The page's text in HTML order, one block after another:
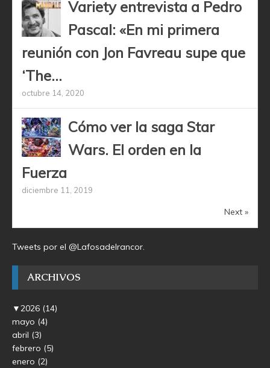
Variety entrevista a Pedro
Pascal: «En mi primera
reunión con Jon Favreau supe que
‘The...
octubre 14, 2020
Cómo ver la saga Star
Wars. El orden en la
Fuerza
diciembre 11, 2019
Next »
Tweets por el @Lafosadelrancor.
ARCHIVOS
▼2026 (14)
mayo (4)
abril (3)
febrero (5)
enero (2)